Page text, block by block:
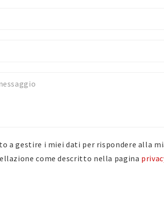
a gestire i miei dati per rispondere alla
come descritto nella pagina